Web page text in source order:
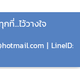
...ไว้วางใจ
| LineID: